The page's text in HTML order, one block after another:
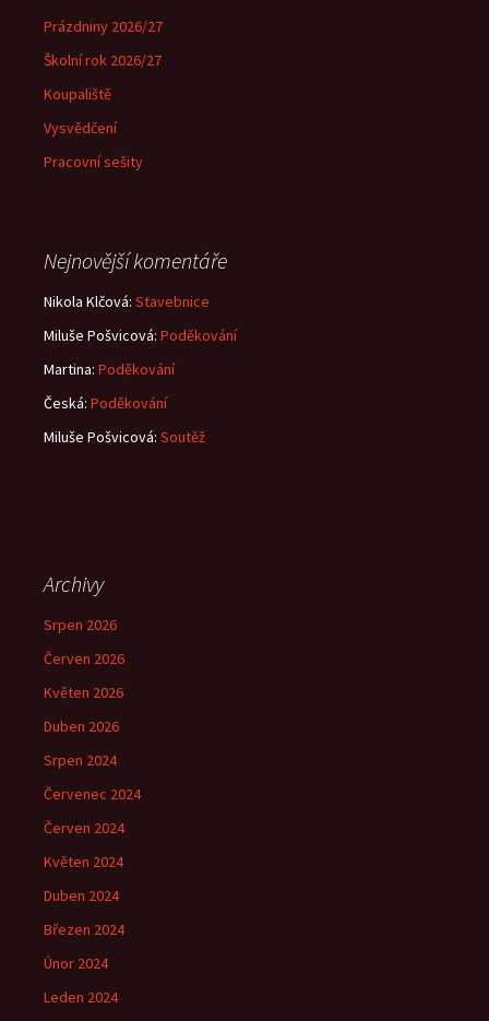
Prázdniny 2026/27
Školní rok 2026/27
Koupaliště
Vysvědčení
Pracovní sešity
Nejnovější komentáře
Nikola Klčová: Stavebnice
Miluše Pošvicová: Poděkování
Martina: Poděkování
Česká: Poděkování
Miluše Pošvicová: Soutěž
Archivy
Srpen 2026
Červen 2026
Květen 2026
Duben 2026
Srpen 2024
Červenec 2024
Červen 2024
Květen 2024
Duben 2024
Březen 2024
Únor 2024
Leden 2024